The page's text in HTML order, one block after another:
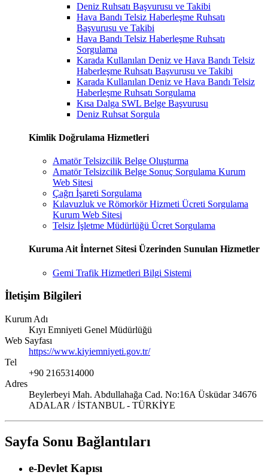
Deniz Ruhsatı Başvurusu ve Takibi
Hava Bandı Telsiz Haberleşme Ruhsatı
Başvurusu ve Takibi
Hava Bandı Telsiz Haberleşme Ruhsatı
Sorgulama
Karada Kullanılan Deniz ve Hava Bandı Telsiz
Haberleşme Ruhsatı Başvurusu ve Takibi
Karada Kullanılan Deniz ve Hava Bandı Telsiz
Haberleşme Ruhsatı Sorgulama
Kısa Dalga SWL Belge Başvurusu
Deniz Ruhsat Sorgula
Kimlik Doğrulama Hizmetleri
Amatör Telsizcilik Belge Oluşturma
Amatör Telsizcilik Belge Sonuç Sorgulama Kurum
Web Sitesi
Çağrı İşareti Sorgulama
Kılavuzluk ve Römorkör Hizmeti Ücreti Sorgulama
Kurum Web Sitesi
Telsiz İşletme Müdürlüğü Ücret Sorgulama
Kuruma Ait İnternet Sitesi Üzerinden Sunulan Hizmetler
Gemi Trafik Hizmetleri Bilgi Sistemi
İletişim Bilgileri
Kurum Adı
Kıyı Emniyeti Genel Müdürlüğü
Web Sayfası
https://www.kiyiemniyeti.gov.tr/
Tel
+90 2165314000
Adres
Beylerbeyi Mah. Abdullahağa Cad. No:16A Üsküdar 34676
ADALAR / İSTANBUL - TÜRKİYE
Sayfa Sonu Bağlantıları
e-Devlet Kapısı